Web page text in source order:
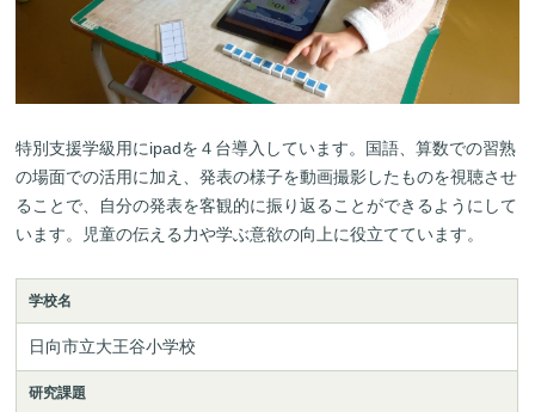
特別支援学級用にipadを４台導入しています。国語、算数での習熟
の場面での活用に加え、発表の様子を動画撮影したものを視聴させ
ることで、自分の発表を客観的に振り返ることができるようにして
います。児童の伝える力や学ぶ意欲の向上に役立てています。
学校名
日向市立大王谷小学校
研究課題